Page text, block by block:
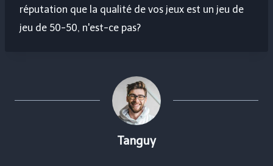
réputation que la qualité de vos jeux est un jeu de
jeu de 50-50, n'est-ce pas?
Tanguy